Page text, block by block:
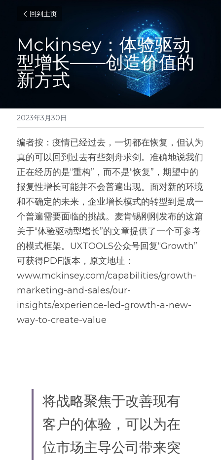
回到主页
Mckinsey：体验驱动
型增长——创造价值的
新方式
2023年3月30日
编者按：疫情已经过去，一切都在恢复，但认为
真的可以回到过去有些刻舟求剑。准确地说我们
正在经历的是“重构”，而不是“恢复”，期望中的
报复性增长可能并不会普遍出现。面对新的环境
和不确定的未来，企业增长模式的转型到是成一
个普遍需要面临的挑战。麦肯锡刚刚发布的这篇
关于“体验驱动型增长”的文章提供了一个可参考
的模式框架。UXTOOLS公众号回复“Growth”
可获得PDF版本，原文地址：
www.mckinsey.com/capabilities/growth-
marketing-and-sales/our-
insights/experience-led-growth-a-new-
way-to-create-value
将战略聚焦于改善现有
客户的体验，可以为在
位市场主导公司带来突